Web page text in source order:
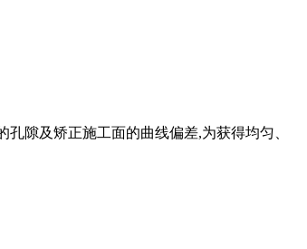
隙及矫正施工面的曲线偏差,为获得均匀、